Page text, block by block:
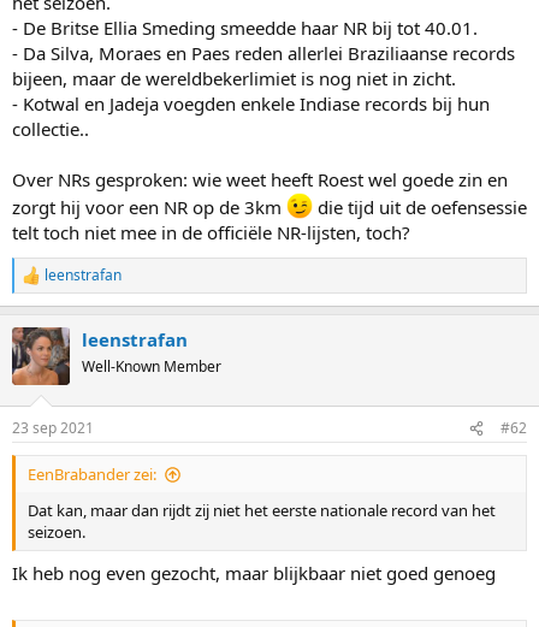
e
r
- De Britse Ellia Smeding smeedde haar NR bij tot 40.01.
- Da Silva, Moraes en Paes reden allerlei Braziliaanse records
bijeen, maar de wereldbekerlimiet is nog niet in zicht.
- Kotwal en Jadeja voegden enkele Indiase records bij hun
collectie..
Over NRs gesproken: wie weet heeft Roest wel goede zin en
zorgt hij voor een NR op de 3km
die tijd uit de oefensessie
telt toch niet mee in de officiële NR-lijsten, toch?
R
e
c
t
i
s
:
leenstrafan
leenstrafan
Well-Known Member
23 sep 2021 #62
EenBrabander zei:
Dat kan, maar dan rijdt zij niet het eerste nationale record van het
seizoen.
Ik heb nog even gezocht, maar blijkbaar niet goed genoeg